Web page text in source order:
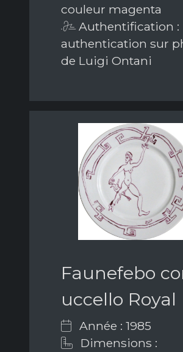
couleur magenta
Authentification :
authentication sur
de Luigi Ontani
Faunefebo
uccello Royal
Année : 1985
Dimensions :